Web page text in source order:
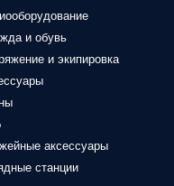
и обувь
и экипировка
аксессуары
станции